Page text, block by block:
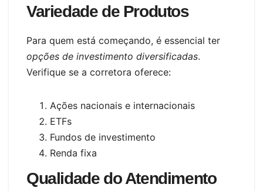
Variedade de Produtos
Para quem está começando, é essencial ter
opções de investimento diversificadas.
Verifique se a corretora oferece:
Ações nacionais e internacionais
ETFs
Fundos de investimento
Renda fixa
Qualidade do Atendimento